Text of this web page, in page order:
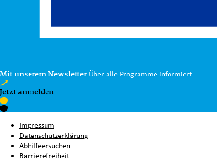
Mit unserem Newsletter Über alle Programme informiert.
Jetzt anmelden
Impressum
Datenschutzerklärung
Abhilfeersuchen
Barrierefreiheit